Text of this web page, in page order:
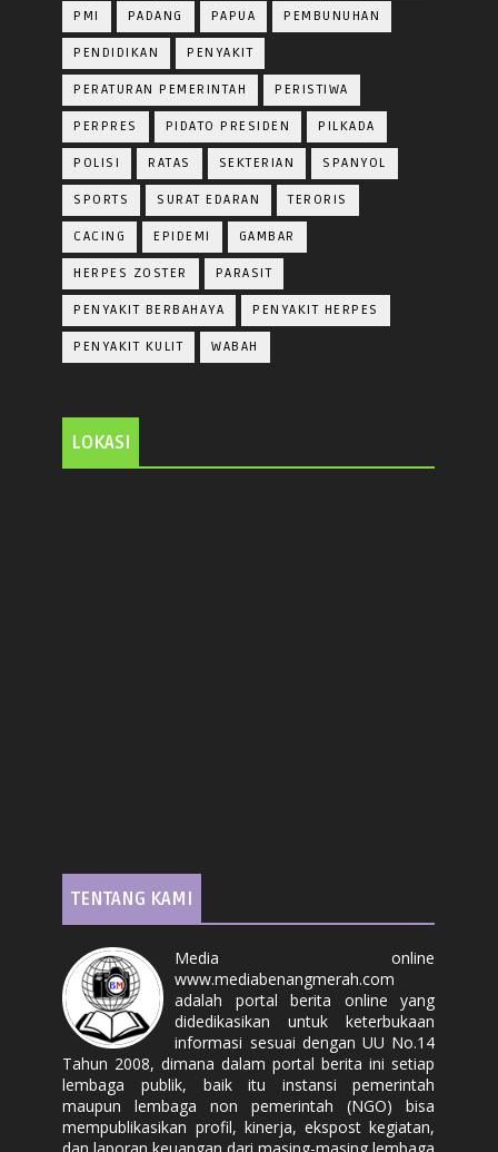
PMI PADANG PAPUA PEMBUNUHAN
PENDIDIKAN PENYAKIT
PERATURAN PEMERINTAH PERISTIWA
PERPRES PIDATO PRESIDEN PILKADA
POLISI RATAS SEKTERIAN SPANYOL
SPORTS SURAT EDARAN TERORIS
CACING EPIDEMI GAMBAR
HERPES ZOSTER PARASIT
PENYAKIT BERBAHAYA PENYAKIT HERPES
PENYAKIT KULIT WABAH
LOKASI
TENTANG KAMI
Media online
www.mediabenangmerah.com
adalah portal berita online yang
didedikasikan untuk keterbukaan
informasi sesuai dengan UU No.14
Tahun 2008, dimana dalam portal berita ini setiap
lembaga publik, baik itu instansi pemerintah
maupun lembaga non pemerintah (NGO) bisa
mempublikasikan profil, kinerja, ekspost kegiatan,